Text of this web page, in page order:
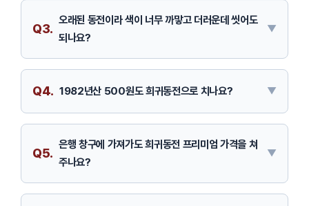
Q3.
오래된 동전이라 색이 너무 까맣고 더러운데 씻어도
되나요?
Q4. 1982년산 500원도 희귀동전으로 치나요?
Q5.
은행 창구에 가져가도 희귀동전 프리미엄 가격을 쳐
주나요?